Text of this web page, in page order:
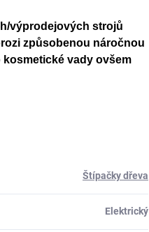
výprodejových strojů
způsobenou náročnou
vady ovšem
Štípačky dřeva
Elektrický